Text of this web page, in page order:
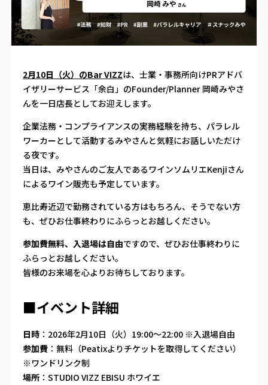
2月10日（火）のBar VIZZは、士業・事務所向けPRアドバ
イザリーサービス「余白」のFounder/Planner 岡崎みやさ
んを一日店長としてお迎えします。
企業法務・コンプライアンスの実務経験を持ち、パラレル
ワーカーとして活動するみやさんと気軽にお話しいただけ
る夜です。
当日は、みやさんのご友人であるワインソムリエKenjiさん
によるワイン販売も予定しています。
恵比寿近辺で勤務されている方はもちろん、そうでない方
も、ぜひお仕事終わりにふらっとお越しください。
参加費無料、入退場は自由ですので、ぜひお仕事終わりに
ふらっとお越しください。
皆様のお来場を心よりお待ちしております。
■イベント詳細
日時 ：2026年2月10日（火）19:00〜22:00 ※入退場自由
参加費 ：無料（Peatixよりチケットを取得してください）
※ワンドリンク制
場所 ：STUDIO VIZZ EBISU ホワイエ